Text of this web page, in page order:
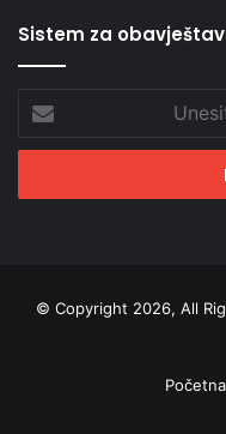
Sistem za
Email
adresu
© Copyright 2026, All
Početna